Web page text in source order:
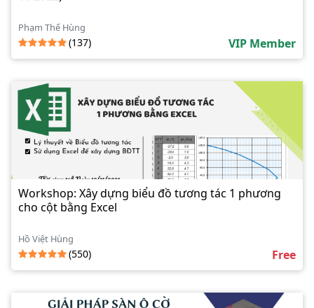
Phạm Thế Hùng
(137) VIP Member
Workshop: Xây dựng biểu đồ tương tác 1 phương
cho cột bằng Excel
Hồ Việt Hùng
(550) Free